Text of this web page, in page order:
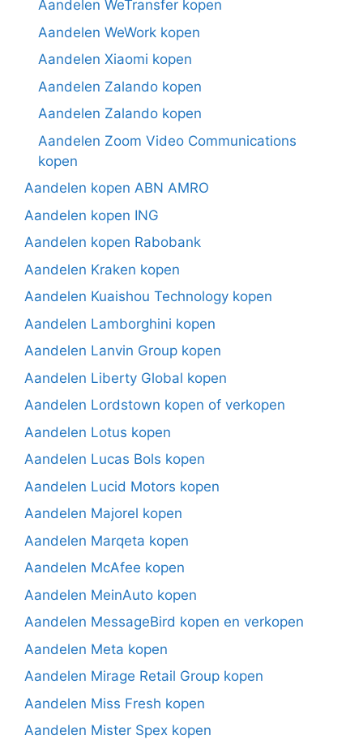
Aandelen WeTransfer kopen
Aandelen WeWork kopen
Aandelen Xiaomi kopen
Aandelen Zalando kopen
Aandelen Zalando kopen
Aandelen Zoom Video Communications
kopen
Aandelen kopen ABN AMRO
Aandelen kopen ING
Aandelen kopen Rabobank
Aandelen Kraken kopen
Aandelen Kuaishou Technology kopen
Aandelen Lamborghini kopen
Aandelen Lanvin Group kopen
Aandelen Liberty Global kopen
Aandelen Lordstown kopen of verkopen
Aandelen Lotus kopen
Aandelen Lucas Bols kopen
Aandelen Lucid Motors kopen
Aandelen Majorel kopen
Aandelen Marqeta kopen
Aandelen McAfee kopen
Aandelen MeinAuto kopen
Aandelen MessageBird kopen en verkopen
Aandelen Meta kopen
Aandelen Mirage Retail Group kopen
Aandelen Miss Fresh kopen
Aandelen Mister Spex kopen